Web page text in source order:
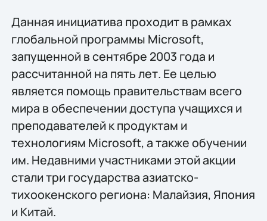
Данная инициатива проходит в рамках
глобальной программы Microsoft,
запущенной в сентябре 2003 года и
рассчитанной на пять лет. Ее целью
является помощь правительствам всего
мира в обеспечении доступа учащихся и
преподавателей к продуктам и
технологиям Microsoft, а также обучении
им. Недавними участниками этой акции
стали три государства азиатско-
тихоокенского региона: Малайзия, Япония
и Китай.